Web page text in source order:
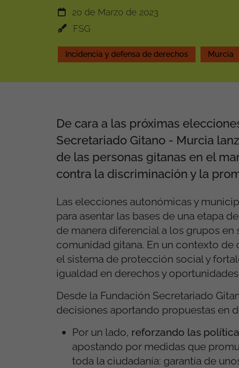
20 de Marzo de 2023
FSG
Incidencia y defensa de derechos Murcia
De cara a las próximas
Secretariado Gitano - Murcia
de las personas gitanas en el
contra la discriminación y la
Las elecciones autonómicas y
para asentar las bases de una etapa
de manera diferencial a los grupos
comunidad gitana. En un contexto
el sistema de protección social y
igualdad en derechos y
Desde la Fundación Secretariado
decisiones aportando propuestas en
Por un lado, reforzando las
apostando por medidas que
toda la ciudadanía: garantía de